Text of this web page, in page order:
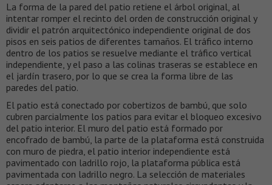
La forma de la pared del patio retiene el árbol original, al
intentar romper el recinto del orden de construcción original y
dividir el patrón arquitectónico independiente original de dos
pisos en seis patios de diferentes tamaños. El tráfico interno
dentro de los patios se resuelve mediante el tráfico vertical
independiente, y el paso a las colinas traseras se establece en
el jardín trasero, por lo que se crea la forma libre de las
paredes del patio.
El patio está conectado por cobertizos de bambú, que solo
cubren parcialmente los patios para evitar el bloqueo excesivo
del patio interior. El muro del patio está formado por
encofrado de bambú, la parte de la plataforma está construida
con muro de piedra, el patio interior independiente está
pavimentado con ladrillo rojo, la plataforma pública está
pavimentada con ladrillo negro. La selección de materiales